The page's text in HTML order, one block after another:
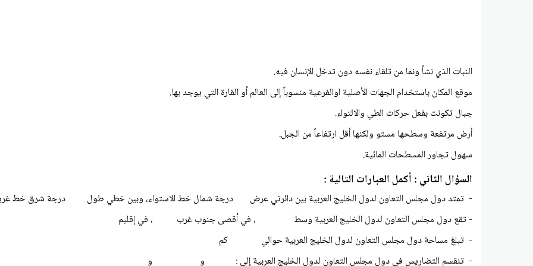
النبات الذي نشأ ونما من تلقاء نفسه دون تدخل الإنسان فيه.
موقع المكان باستخدام الجهات الأصلية اوالفرعية منسوباً إلى العالم أو القارة التي يوجد بها.
جبال تكونت بفعل حركات الطي والالتواء.
أرض مرتفعة وسطحها مستو ولكنها أقل ارتفاعاً من الجبل.
سهول تجاور المسطحات المائية.
السؤال الثاني : أكمل العبارات التالية :
- تمتد دول مجلس التعاون لدول الخليج العربية بين دائرتي عرض درجة شمال خط الاستواء، وبين خطي طول درجة شرق خط
- تقع دول مجلس التعاون لدول الخليج العربية وسط ، في أقصى جنوب غرب ، في إقليم
- تبلغ مساحة دول مجلس التعاون لدول الخليج العربية حوالي كم
- تنقسم التضاريس في دول مجلس التعاون لدول الخليج العربية إلى : و و